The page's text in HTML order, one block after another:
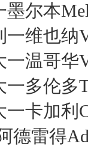
尔本
维也纳
温哥华
多伦多
卡加利
雷得